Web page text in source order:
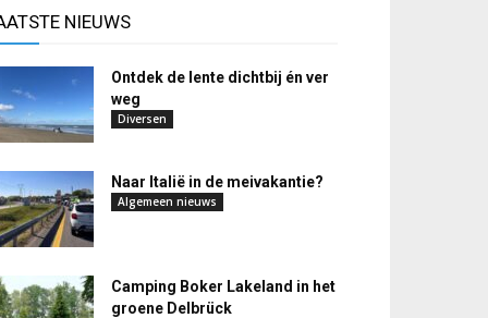
NIEUWS
Ontdek de lente dichtbij én ver
weg
Diversen
Naar Italië in de meivakantie?
Algemeen nieuws
Camping Boker Lakeland in het
groene Delbrück